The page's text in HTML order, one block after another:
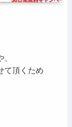
て頂くため